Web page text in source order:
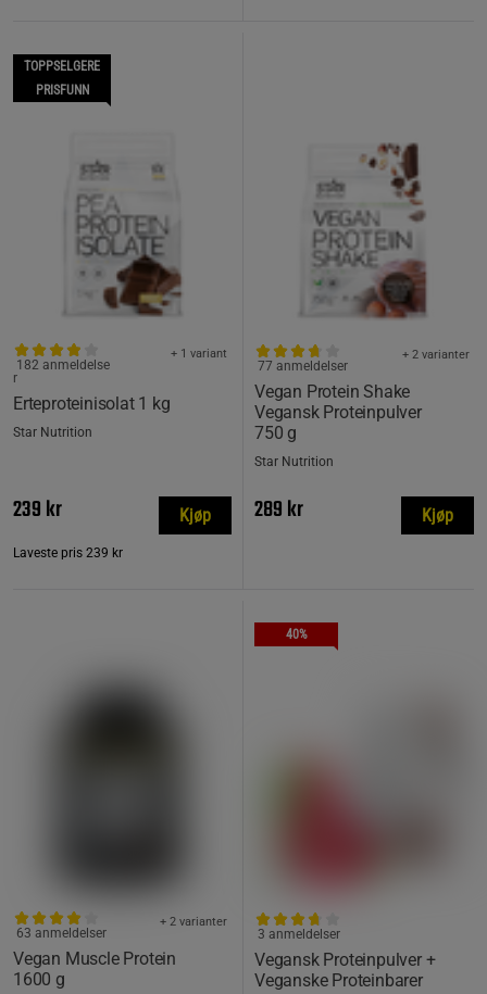
TOPPSELGERE
PRISFUNN
Erteproteinisolat 1 kg
+ 1 variant
182 anmeldelse
r
Star Nutrition
239 kr
Laveste pris 239 kr
Kjøp
Vegan Protein Shake
Vegansk Proteinpulver
750 g
+ 2 varianter
77 anmeldelser
Star Nutrition
289 kr Kjøp
Vegan Muscle Protein
1600 g
+ 2 varianter
63 anmeldelser
40%
Vegansk Proteinpulver +
Veganske Proteinbarer
3 anmeldelser